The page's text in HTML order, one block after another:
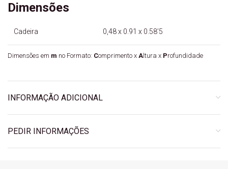
Dimensões
Cadeira 0,48 x 0.91 x 0.58’5
Dimensões em m no Formato: Comprimento x Altura x Profundidade
INFORMAÇÃO ADICIONAL
PEDIR INFORMAÇÕES